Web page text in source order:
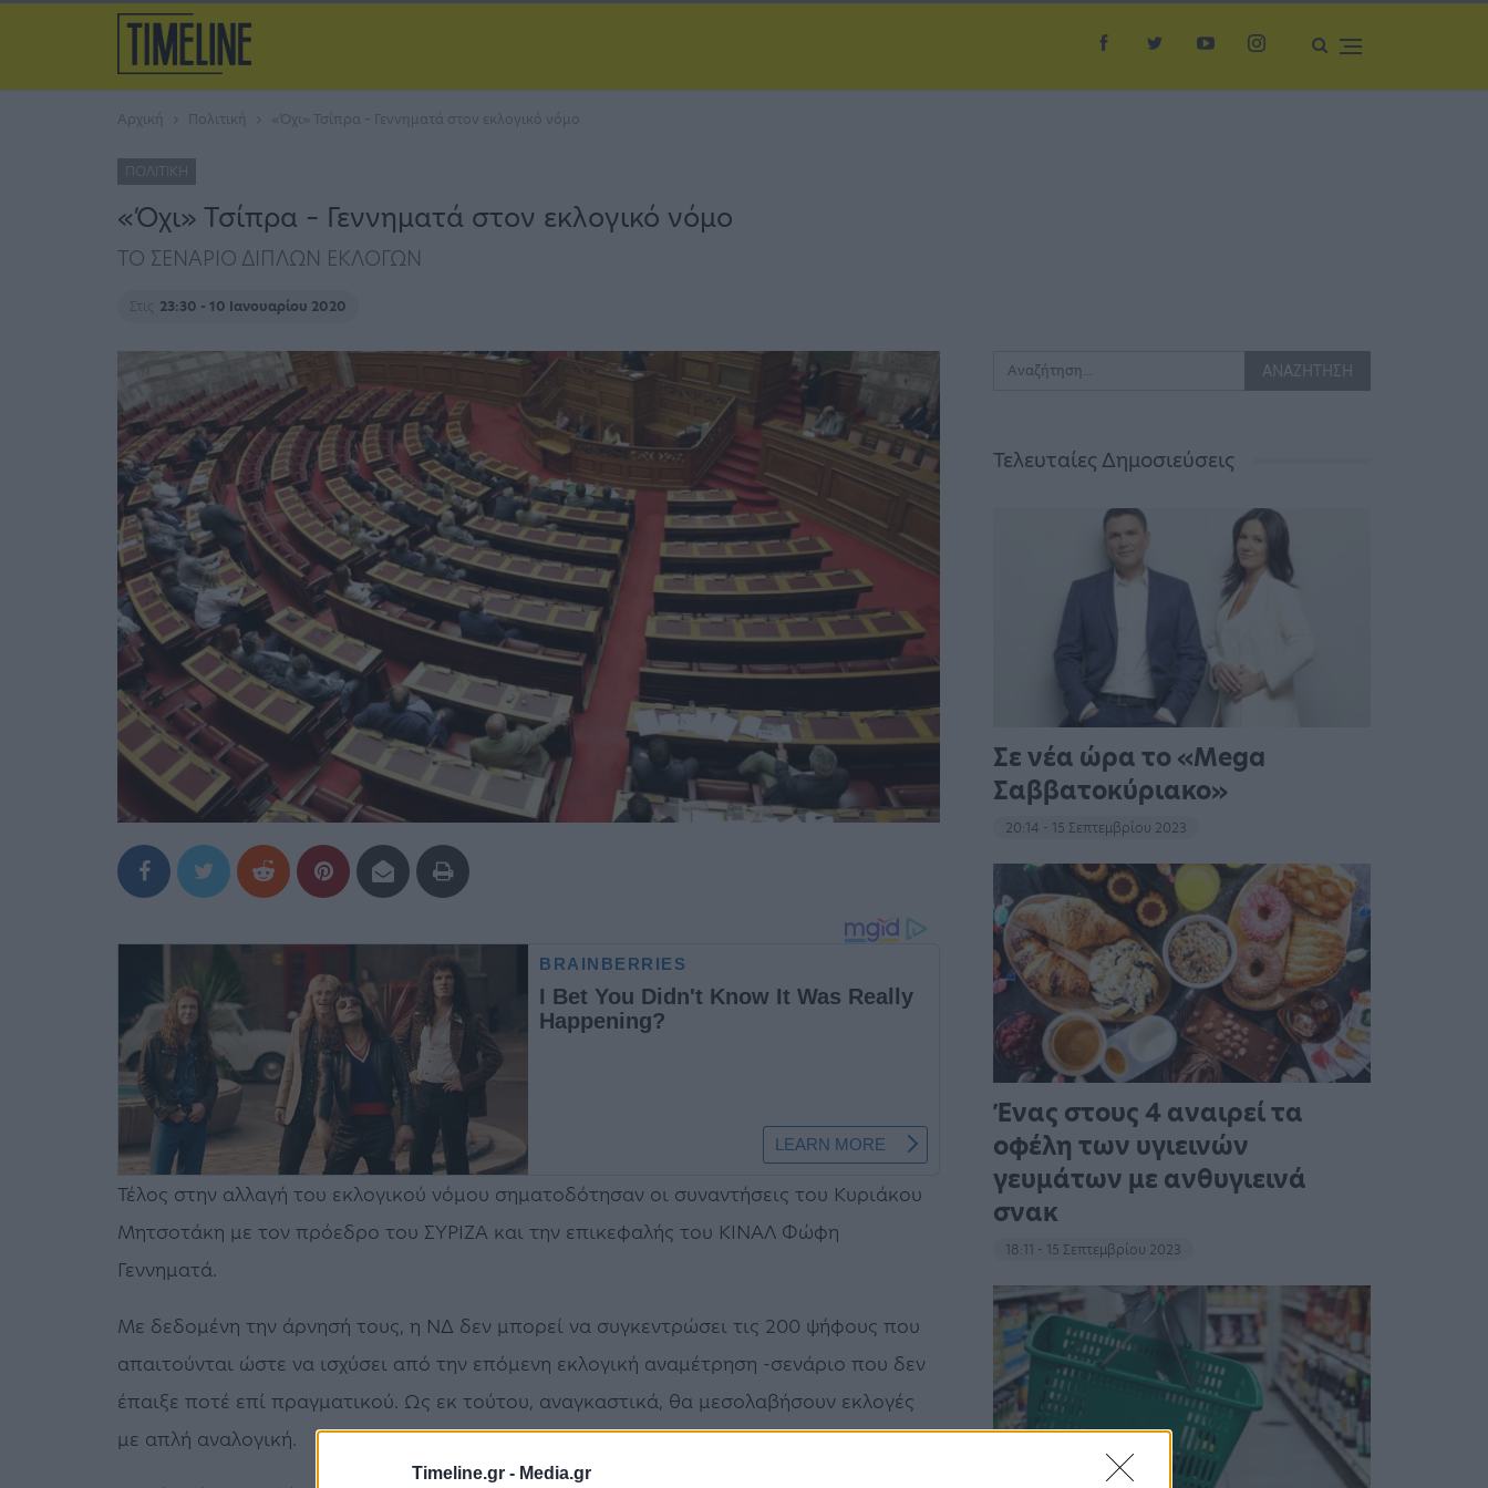
Timeline.gr - Media.gr
Αρχική Πολιτική «Όχι» Τσίπρα – Γεννηματά στον εκλογικό νόμο
ΠΟΛΙΤΙΚΉ
«Όχι» Τσίπρα – Γεννηματά στον εκλογικό νόμο
ΤΟ ΣΕΝΑΡΙΟ ΔΙΠΛΩΝ ΕΚΛΟΓΩΝ
Στις 23:30 - 10 Ιανουαρίου 2020
Τέλος στην αλλαγή του εκλογικού νόμου σηματοδότησαν οι συναντήσεις του Κυριάκου
Μητσοτάκη με τον πρόεδρο του ΣΥΡΙΖΑ και την επικεφαλής του ΚΙΝΑΛ Φώφη
Γεννηματά.
Με δεδομένη την άρνησή τους, η ΝΔ δεν μπορεί να συγκεντρώσει τις 200 ψήφους που
απαιτούνται ώστε να ισχύσει από την επόμενη εκλογική αναμέτρηση -σενάριο που δεν
έπαιξε ποτέ επί πραγματικού. Ως εκ τούτου, αναγκαστικά, θα μεσολαβήσουν εκλογές
με απλή αναλογική.
Τελευταίες Δημοσιεύσεις
Σε νέα ώρα το «Mega
Σαββατοκύριακο»
20:14 - 15 Σεπτεμβρίου 2023
Ένας στους 4 αναιρεί τα
οφέλη των υγιεινών
γευμάτων με ανθυγιεινά
σνακ
18:11 - 15 Σεπτεμβρίου 2023